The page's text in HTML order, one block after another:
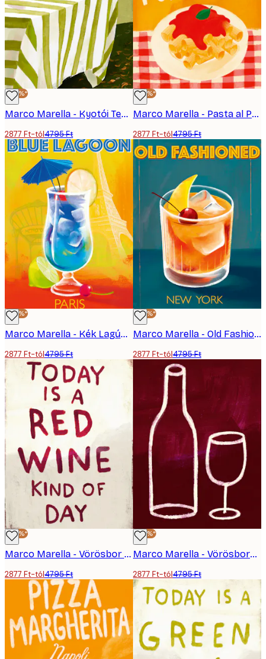
-40%*
Marco Marella - Kyotói Teakert Poszter
2877 Ft-tól4795 Ft
-40%*
Marco Marella - Pasta al Pomodoro Poszter
2877 Ft-tól4795 Ft
-40%*
Marco Marella - Kék Lagúna Poszter
2877 Ft-tól4795 Ft
-40%*
Marco Marella - Old Fashioned Poszter
2877 Ft-tól4795 Ft
-40%*
Marco Marella - Vörösbor Felirat Poszter
2877 Ft-tól4795 Ft
-40%*
Marco Marella - Vörösboros Palack Poszter
2877 Ft-tól4795 Ft